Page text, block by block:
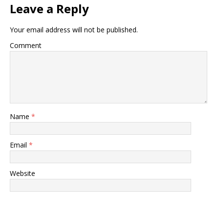
Leave a Reply
Your email address will not be published.
Comment
Name *
Email *
Website